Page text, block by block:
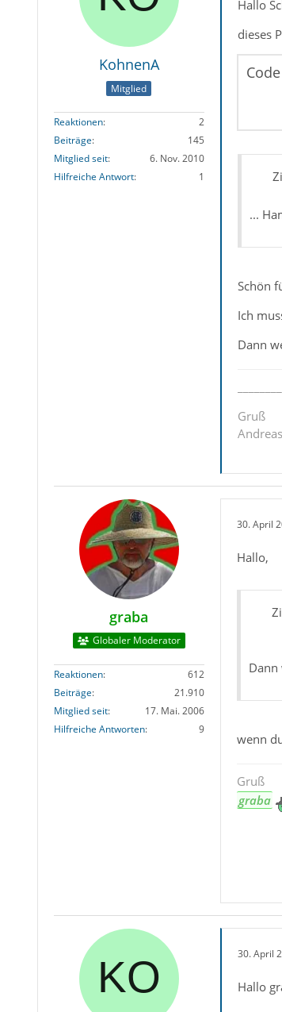
KohnenA
Mitglied
Reaktionen
2
Beiträge
145
Mitglied seit
6. Nov. 2010
Hilfreiche Antwort
1
Hallo
dieses
Code
...
Schön
Ich
Dann
Gruß
Andreas
graba
Globaler Moderator
Reaktionen
612
Beiträge
21.910
Mitglied seit
17. Mai. 2006
Hilfreiche Antworten
9
30. April
Hallo,
Dann
wenn
Gruß
graba
30. April
Hallo